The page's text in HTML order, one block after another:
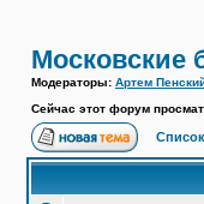
Московские
Модераторы: Артем
Сейчас этот форум